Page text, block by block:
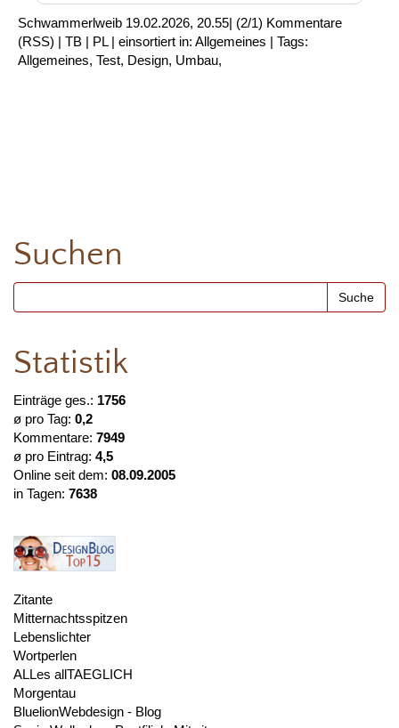
Schwammerlweib 19.02.2026, 20.55| (2/1) Kommentare
(RSS) | TB | PL| einsortiert in: Allgemeines | Tags:
Allgemeines, Test, Design, Umbau,
Suchen
Statistik
Einträge ges.: 1756
ø pro Tag: 0,2
Kommentare: 7949
ø pro Eintrag: 4,5
Online seit dem: 08.09.2005
in Tagen: 7638
Zitante
Mitternachtsspitzen
Lebenslichter
Wortperlen
ALLes allTAEGLICH
Morgentau
BluelionWebdesign - Blog